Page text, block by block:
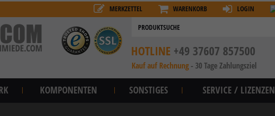
MERKZETTEL WARENKORB LOGIN
HOTLINE +49 37607 857500
Kauf auf Rechnung - 30 Tage Zahlungsziel
KOMPONENTEN SONSTIGES SERVICE / LIZENZEN